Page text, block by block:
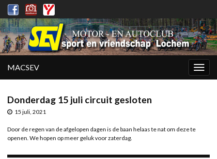
MACSEV
Donderdag 15 juli circuit gesloten
15 juli, 2021
Door de regen van de afgelopen dagen is de baan helaas te nat om deze te
openen. We hopen op meer geluk voor zaterdag.